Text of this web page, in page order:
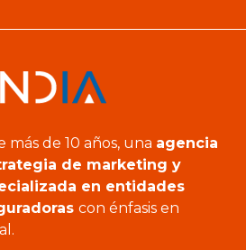
más de 10 años, una agencia
de marketing y
en entidades
con énfasis en